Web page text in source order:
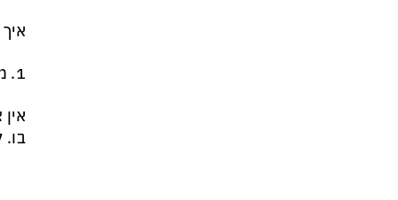
1. מרד מקומי
בו.